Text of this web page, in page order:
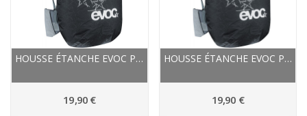
HOUSSE ÉTANCHE EVOC POLYAMIDE ENDUIT RAINCOVER...
19,90 €
HOUSSE ÉTANCHE EVOC POLYAMIDE ENDUIT RAINCOVER...
19,90 €